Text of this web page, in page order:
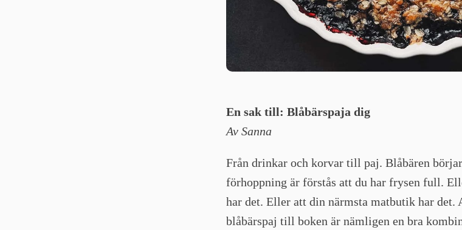
En sak till: Blåbärspaja dig
Av Sanna
Från drinkar och korvar till paj. Blåbären
förhoppning är förstås att du har frysen full.
har det. Eller att din närmsta matbutik har det.
blåbärspaj till boken är nämligen en bra